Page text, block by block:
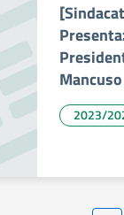
2023/